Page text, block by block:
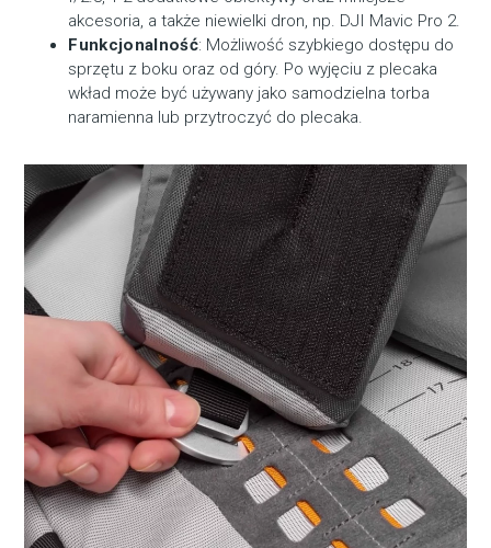
akcesoria, a także niewielki dron, np. DJI Mavic Pro 2.
Funkcjonalność: Możliwość szybkiego dostępu do
sprzętu z boku oraz od góry. Po wyjęciu z plecaka
wkład może być używany jako samodzielna torba
naramienna lub przytroczyć do plecaka.